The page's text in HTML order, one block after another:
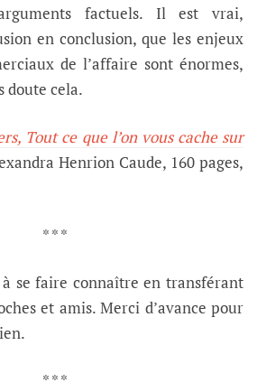
factuels. Il est vrai,
en conclusion, que les enjeux
de l’affaire sont énormes,
doute cela.
Tout ce que l’on vous cache sur
Henrion Caude, 160 pages,
* * *
se faire connaître en transférant
et amis. Merci d’avance pour
* * *